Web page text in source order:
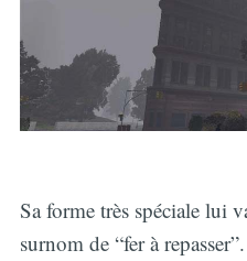
Sa forme très spéciale lui
surnom de “fer à